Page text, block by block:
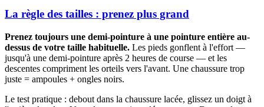
La règle des tailles : prenez plus grand
Prenez toujours une demi-pointure à une pointure entière au-
dessus de votre taille habituelle. Les pieds gonflent à l'effort —
jusqu'à une demi-pointure après 2 heures de course — et les
descentes compriment les orteils vers l'avant. Une chaussure trop
juste = ampoules + ongles noirs.
Le test pratique : debout dans la chaussure lacée, glissez un doigt à